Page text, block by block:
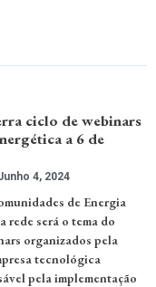
ciclo de webinars
a 6 de
4, 2024
de Energia
rede será o tema do
organizados pela
tecnológica
pela implementação